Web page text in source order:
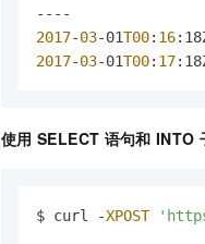
2017-03-01T00: 16
2017-03-01T00: 17
使用 SELECT 语句和 INTO
$ curl -XPOST